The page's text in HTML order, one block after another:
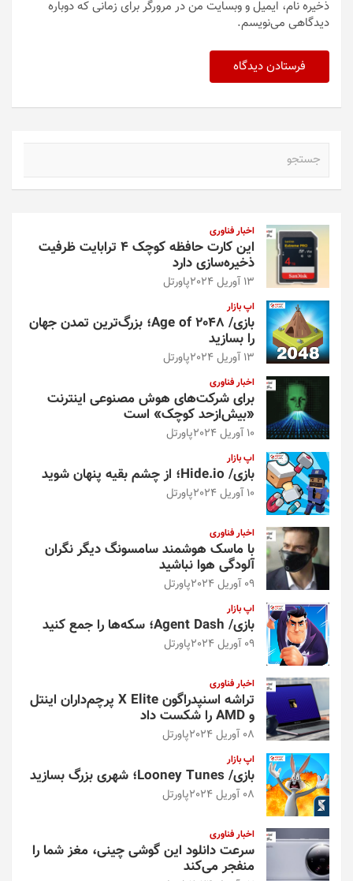
ذخیره نام، ایمیل و وبسایت من در مرورگر برای زمانی که دوباره
دیدگاهی می‌نویسم.
اخبار فناوری
این کارت حافظه کوچک ۴ ترابایت ظرفیت
ذخیره‌سازی دارد
13 آوریل 2024 پاورتل
اپ بازار
بازی/ Age of 2048؛ بزرگ‌ترین تمدن جهان
را بسازید
13 آوریل 2024 پاورتل
اخبار فناوری
برای شرکت‌های هوش مصنوعی اینترنت
«بیش‌از‌حد کوچک» است
10 آوریل 2024 پاورتل
اپ بازار
بازی/ Hide.io؛ از چشم بقیه پنهان شوید
10 آوریل 2024 پاورتل
اخبار فناوری
با ماسک هوشمند سامسونگ دیگر نگران
آلودگی هوا نباشید
09 آوریل 2024 پاورتل
اپ بازار
بازی/ Agent Dash؛ سکه‌ها را جمع کنید
09 آوریل 2024 پاورتل
اخبار فناوری
تراشه اسنپدراگون X Elite پرچم‌داران اینتل
و AMD را شکست داد
08 آوریل 2024 پاورتل
اپ بازار
بازی/ Looney Tunes؛ شهری بزرگ بسازید
08 آوریل 2024 پاورتل
اخبار فناوری
سرعت دانلود این گوشی چینی، مغز شما را
منفجر می‌کند